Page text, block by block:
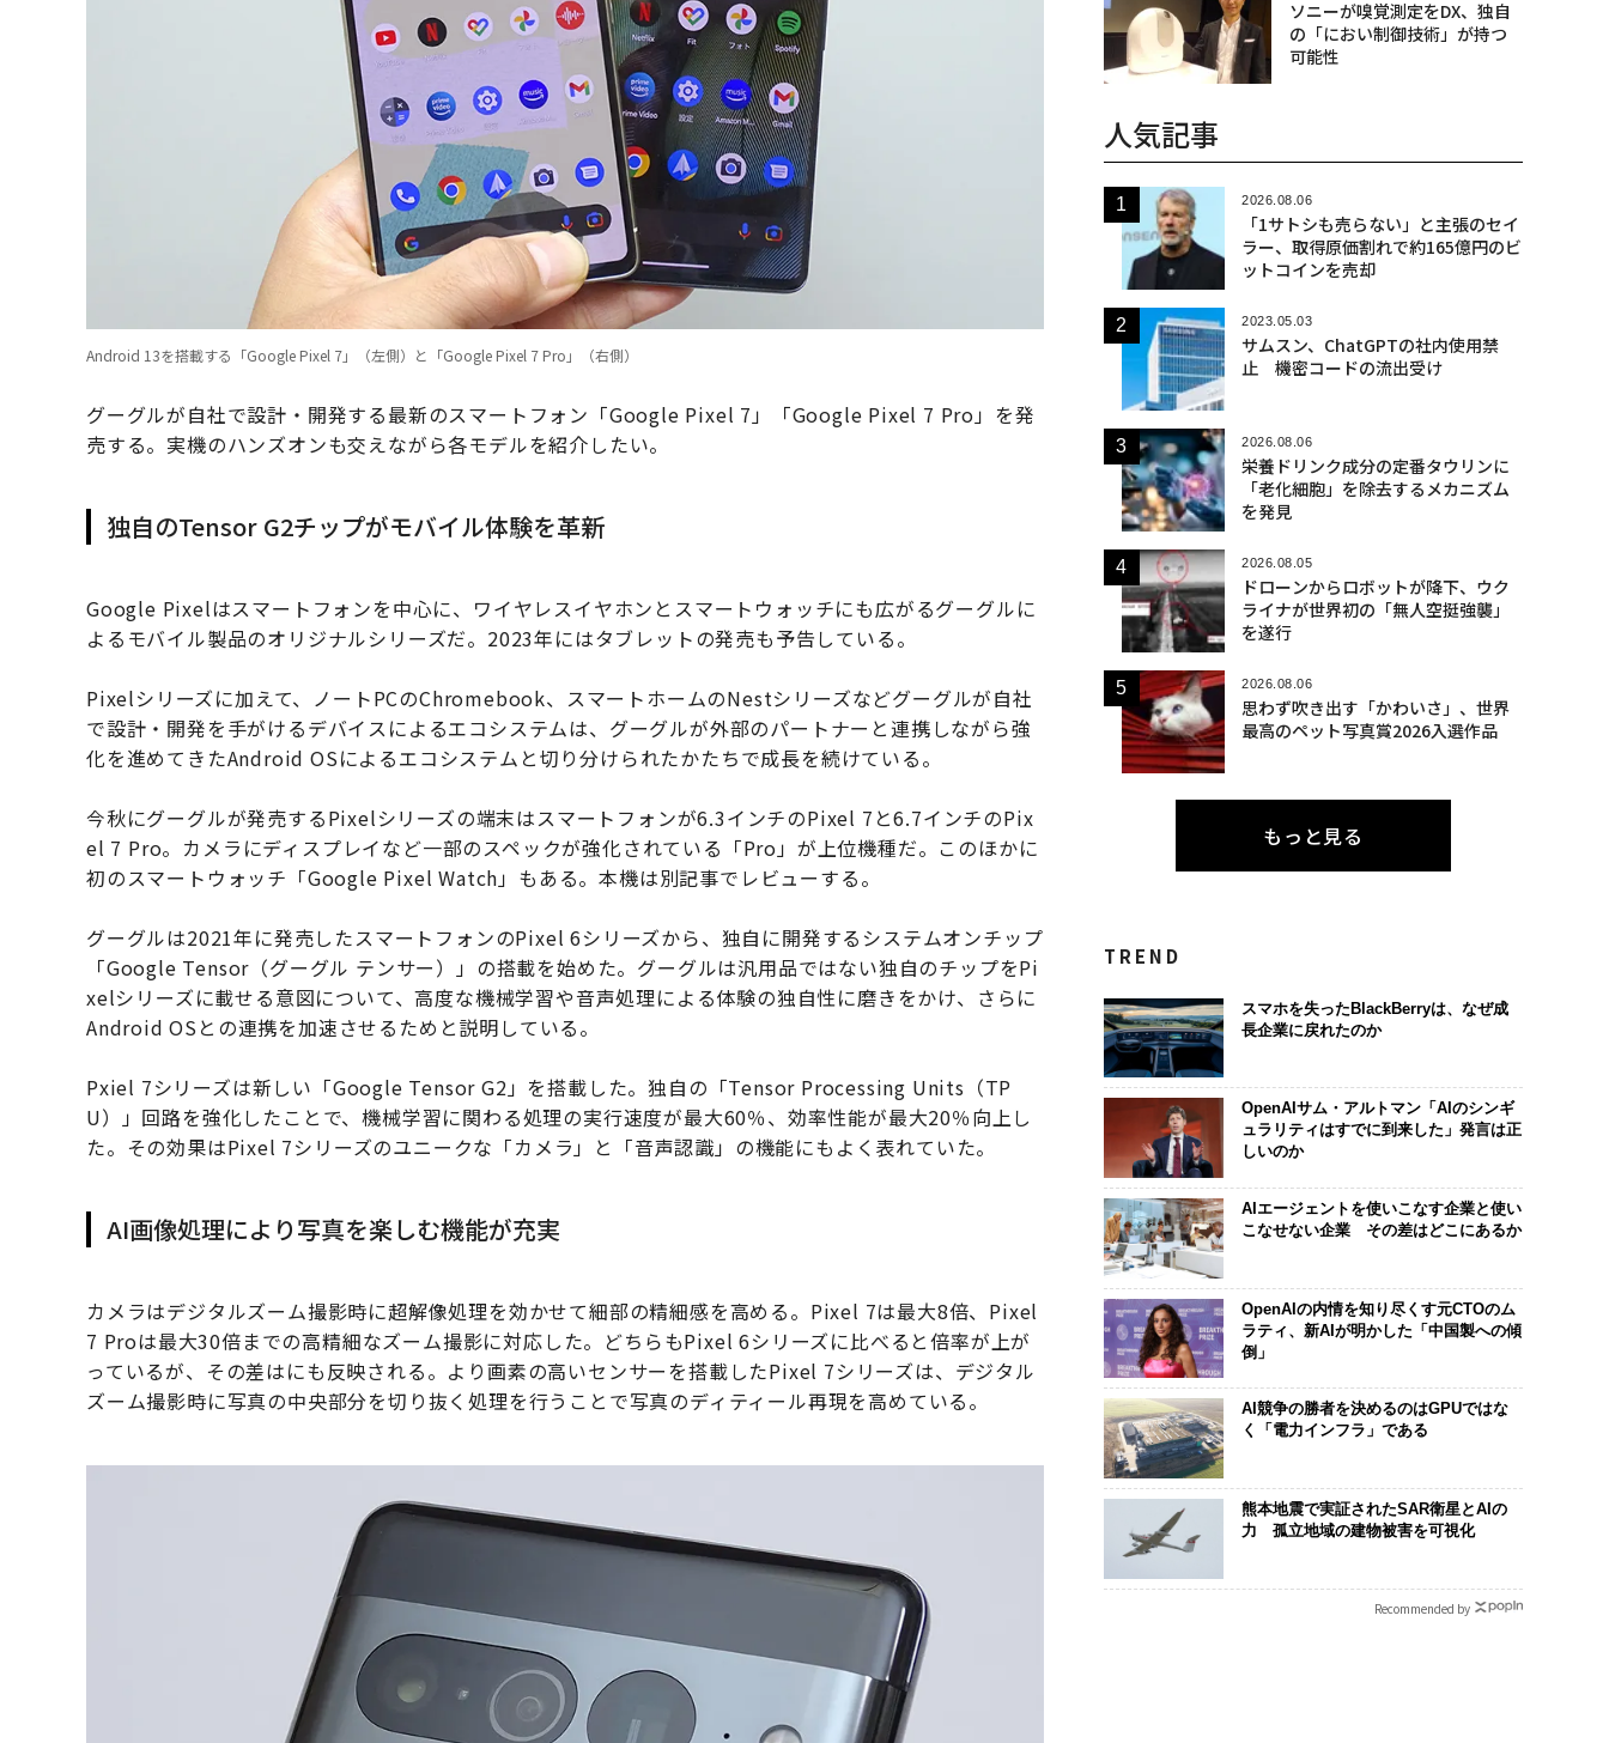
Android 13を搭載する「Google Pixel 7」（左側）と「Google Pixel 7 Pro」（右側）
グーグルが自社で設計・開発する最新のスマートフォン「Google Pixel 7」「Google Pixel 7 Pro」を発
売する。実機のハンズオンも交えながら各モデルを紹介したい。
独自のTensor G2チップがモバイル体験を革新
Google Pixelはスマートフォンを中心に、ワイヤレスイヤホンとスマートウォッチにも広がるグーグルに
よるモバイル製品のオリジナルシリーズだ。2023年にはタブレットの発売も予告している。
Pixelシリーズに加えて、ノートPCのChromebook、スマートホームのNestシリーズなどグーグルが自社
で設計・開発を手がけるデバイスによるエコシステムは、グーグルが外部のパートナーと連携しながら強
化を進めてきたAndroid OSによるエコシステムと切り分けられたかたちで成長を続けている。
今秋にグーグルが発売するPixelシリーズの端末はスマートフォンが6.3インチのPixel 7と6.7インチのPix
el 7 Pro。カメラにディスプレイなど一部のスペックが強化されている「Pro」が上位機種だ。このほかに
初のスマートウォッチ「Google Pixel Watch」もある。本機は別記事でレビューする。
グーグルは2021年に発売したスマートフォンのPixel 6シリーズから、独自に開発するシステムオンチップ
「Google Tensor（グーグル テンサー）」の搭載を始めた。グーグルは汎用品ではない独自のチップをPi
xelシリーズに載せる意図について、高度な機械学習や音声処理による体験の独自性に磨きをかけ、さらに
Android OSとの連携を加速させるためと説明している。
Pxiel 7シリーズは新しい「Google Tensor G2」を搭載した。独自の「Tensor Processing Units（TP
U）」回路を強化したことで、機械学習に関わる処理の実行速度が最大60％、効率性能が最大20％向上し
た。その効果はPixel 7シリーズのユニークな「カメラ」と「音声認識」の機能にもよく表れていた。
AI画像処理により写真を楽しむ機能が充実
カメラはデジタルズーム撮影時に超解像処理を効かせて細部の精細感を高める。Pixel 7は最大8倍、Pixel
7 Proは最大30倍までの高精細なズーム撮影に対応した。どちらもPixel 6シリーズに比べると倍率が上が
っているが、その差はにも反映される。より画素の高いセンサーを搭載したPixel 7シリーズは、デジタル
ズーム撮影時に写真の中央部分を切り抜く処理を行うことで写真のディティール再現を高めている。
ソニーが嗅覚測定をDX、独自
の「におい制御技術」が持つ
可能性
人気記事
2026.08.06
「1サトシも売らない」と主張のセイ
ラー、取得原価割れで約165億円のビ
ットコインを売却
2023.05.03
サムスン、ChatGPTの社内使用禁
止 機密コードの流出受け
2026.08.06
栄養ドリンク成分の定番タウリンに
「老化細胞」を除去するメカニズム
を発見
2026.08.05
ドローンからロボットが降下、ウク
ライナが世界初の「無人空挺強襲」
を遂行
2026.08.06
思わず吹き出す「かわいさ」、世界
最高のペット写真賞2026入選作品
もっと見る
TREND
スマホを失ったBlackBerryは、なぜ成
長企業に戻れたのか
OpenAIサム・アルトマン「AIのシンギ
ュラリティはすでに到来した」発言は正
しいのか
AIエージェントを使いこなす企業と使い
こなせない企業 その差はどこにあるか
OpenAIの内情を知り尽くす元CTOのム
ラティ、新AIが明かした「中国製への傾
倒」
AI競争の勝者を決めるのはGPUではな
く「電力インフラ」である
熊本地震で実証されたSAR衛星とAIの
力 孤立地域の建物被害を可視化
Recommended by